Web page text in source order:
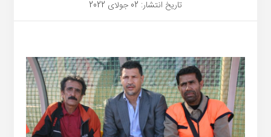
تاریخ انتشار: 02 جولای 2022